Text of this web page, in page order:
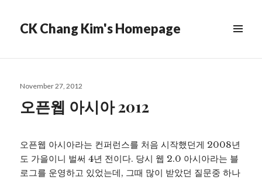
CK Chang Kim's Homepage
Posted
November 27, 2012
오픈웹 아시아 2012
오픈웹 아시아라는 컨퍼런스를 처음 시작했던게 2008년
도 가을이니 벌써 4년 전이다. 당시 웹 2.0 아시아라는 블
로그를 운영하고 있었는데, 그때 많이 받았던 질문중 하나